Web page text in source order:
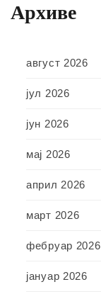
Архиве
август 2026
јул 2026
јун 2026
мај 2026
април 2026
март 2026
фебруар 2026
јануар 2026